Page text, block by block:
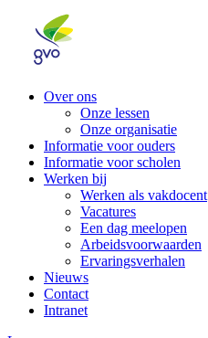
Over ons
Onze lessen
Onze organisatie
Informatie voor ouders
Informatie voor scholen
Werken bij
Werken als vakdocent
Vacatures
Een dag meelopen
Arbeidsvoorwaarden
Ervaringsverhalen
Nieuws
Contact
Intranet